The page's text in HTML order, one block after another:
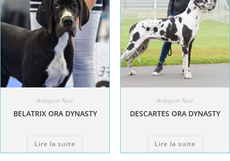
Arlequin-Noir
BELATRIX ORA DYNASTY
Lire la suite
Arlequin-Noir
DESCARTES ORA DYNASTY
Lire la suite